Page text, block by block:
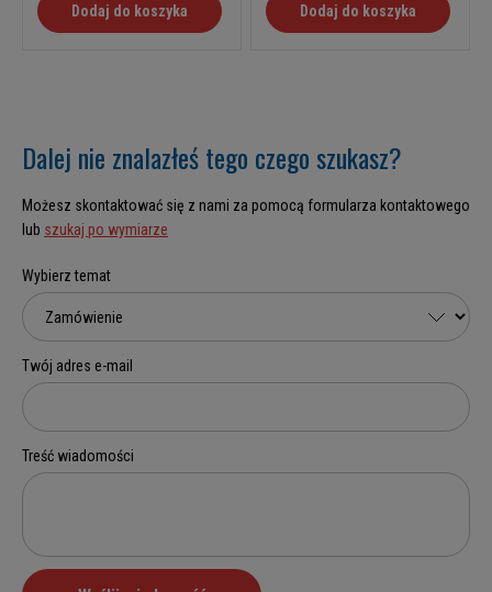
Dodaj do koszyka Dodaj do koszyka
Dalej nie znalazłeś tego czego szukasz?
Możesz skontaktować się z nami za pomocą formularza kontaktowego
lub szukaj po wymiarze